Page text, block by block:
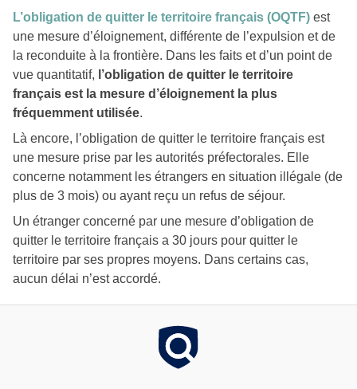
L’obligation de quitter le territoire français (OQTF) est
une mesure d’éloignement, différente de l’expulsion et de
la reconduite à la frontière. Dans les faits et d’un point de
vue quantitatif, l’obligation de quitter le territoire
français est la mesure d’éloignement la plus
fréquemment utilisée.
Là encore, l’obligation de quitter le territoire français est
une mesure prise par les autorités préfectorales. Elle
concerne notamment les étrangers en situation illégale (de
plus de 3 mois) ou ayant reçu un refus de séjour.
Un étranger concerné par une mesure d’obligation de
quitter le territoire français a 30 jours pour quitter le
territoire par ses propres moyens. Dans certains cas,
aucun délai n’est accordé.